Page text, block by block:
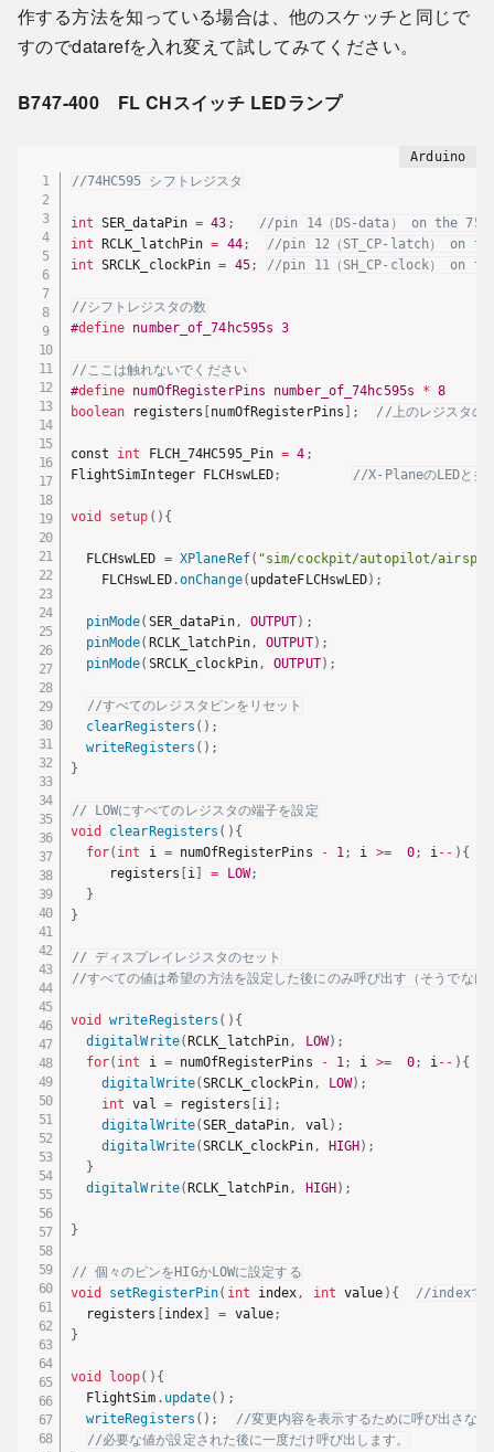
作する方法を知っている場合は、他のスケッチと同じで
すのでdatarefを入れ変えて試してみてください。
B747-400 FL CHスイッチ LEDランプ
//74HC595 シフトレジスタ
int SER_dataPin = 43 ;
//pin 14（DS-data） on the
int RCLK_latchPin = 44;
//pin 12（ST_CP-latch） on the
int SRCLK_clockPin = 45; //pin 11（SH_CP-clock） on the
//シフトレジスタの数
#define number_of_74hc595s 3
//ここは触れないでください
#define numOfRegisterPins number_of_74hc595s * 8
boolean registers numOfRegisterPins ; //上のレジスタの
const int FLCH_74HC595_Pin = 4 ;
FlightSimInteger FLCHswLED; //X-PlaneのLEDと接
void setup ( ) {
  FLCHswLED
= XPlaneRef( "sim/cockpit/autopilot/
    FLCHswLED
.onChange( updateFLCHswLED) ;
pinMode( SER_dataPin, OUTPUT) ;
pinMode( RCLK_latchPin, OUTPUT) ;
pinMode( SRCLK_clockPin, OUTPUT) ;
//すべてのレジスタピンをリセット
clearRegisters ( ) ;
writeRegisters ( ) ;
}
// LOWにすべてのレジスタの端子を設定
void
clearRegisters ( ) {
for( int i = numOfRegisterPins - 1; i >= 0; i-- ) {
     registers
i = LOW;
}
}
// ディスプレイレジスタのセット
//すべての値は希望の方法を設定した後にのみ呼び出す（そうでなけ
void writeRegisters ( ) {
digitalWrite( RCLK_latchPin, LOW) ;
for( int i = numOfRegisterPins - 1; i >= 0; i-- ) {
digitalWrite(SRCLK_clockPin, LOW) ;
int val = registers i
;
digitalWrite(SER_dataPin, val ) ;
digitalWrite(SRCLK_clockPin, HIGH ) ;
}
digitalWrite( RCLK_latchPin, HIGH ) ;
}
// 個々のピンをHIGかLOWに設定する
void
setRegisterPin( int index, int value ) {
//indexでピ
  registers
index = value;
}
void loop( ) {
  FlightSim
. update( ) ;
writeRegisters ( ) ;
//変更内容を表示するために呼び出さなけ
//必要な値が設定された後に一度だけ呼び出します。